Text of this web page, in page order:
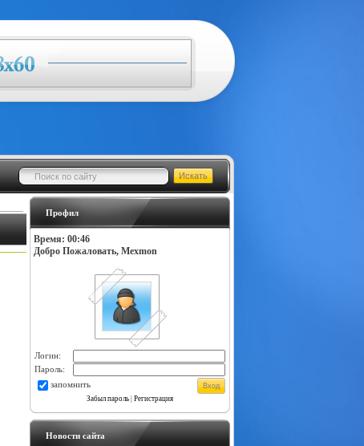
Профил
Время: 00:46
Добро Пожаловать, Mexmon
Логин:
Пароль:
запомнить
Забыл пароль| Регистрация
Новости сайта